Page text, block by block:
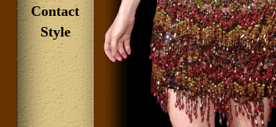
Contact
Style